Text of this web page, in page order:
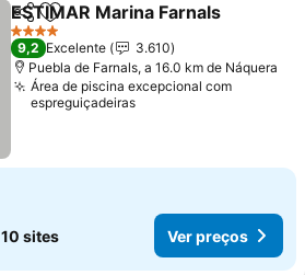
PartilharAdicionar aos favoritos
ESTIMAR Marina Farnals
4 Estrelas
9,2 Excelente
3.610
Puebla de Farnals, a 16.0 km de Náquera
Área de piscina excepcional com
espreguiçadeiras
10 sites Ver preços